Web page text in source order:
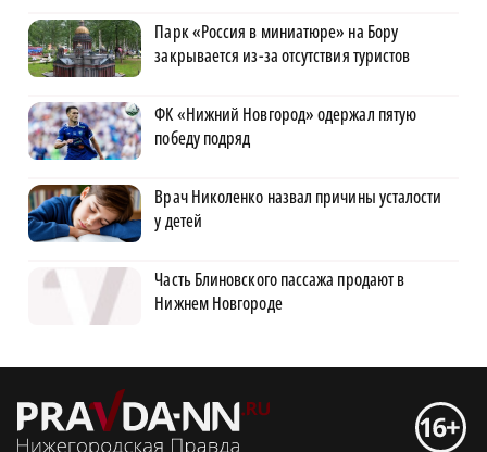
Парк «Россия в миниатюре» на Бору
закрывается из-за отсутствия туристов
ФК «Нижний Новгород» одержал пятую
победу подряд
Врач Николенко назвал причины усталости
у детей
Часть Блиновского пассажа продают в
Нижнем Новгороде